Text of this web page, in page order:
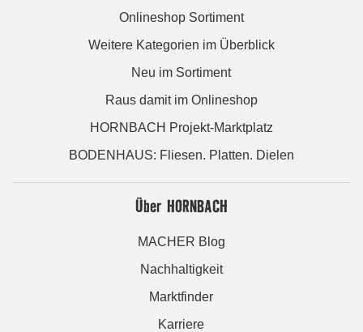
Onlineshop Sortiment
Weitere Kategorien im Überblick
Neu im Sortiment
Raus damit im Onlineshop
HORNBACH Projekt-Marktplatz
BODENHAUS: Fliesen. Platten. Dielen
Über HORNBACH
MACHER Blog
Nachhaltigkeit
Marktfinder
Karriere